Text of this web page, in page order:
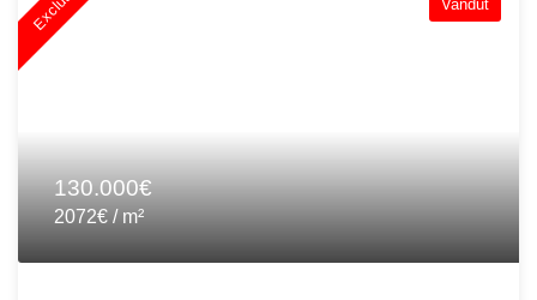
Vandut
130.000€
2072€ / m²